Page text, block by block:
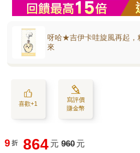
呀哈★吉伊卡哇旋風再起，
來
喜歡+1
寫評價
賺金幣
9 折 864 元 960 元